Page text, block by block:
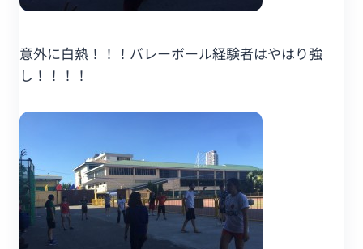
意外に白熱！！！バレーボール経験者はやはり強
し！！！！